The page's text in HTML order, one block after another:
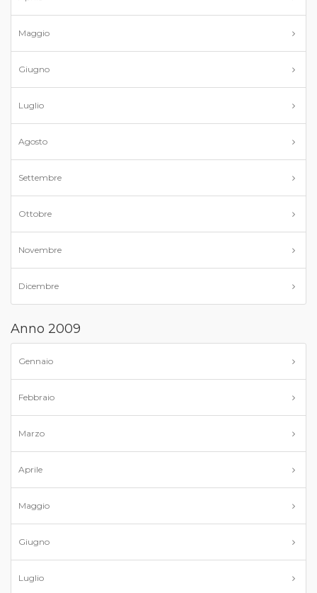
Maggio
Giugno
Luglio
Agosto
Settembre
Ottobre
Novembre
Dicembre
Anno 2009
Gennaio
Febbraio
Marzo
Aprile
Maggio
Giugno
Luglio